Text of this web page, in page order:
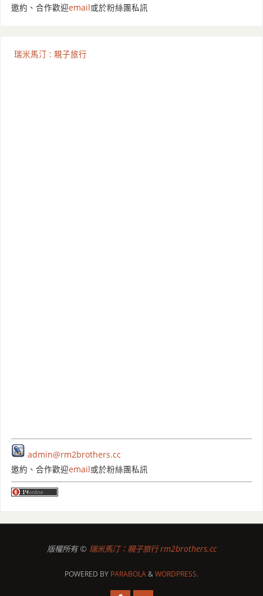
邀約、合作歡迎email 或於粉絲團私訊
瑞米馬汀 : 親子旅行
admin@rm2brothers.cc
邀約、合作歡迎email或於粉絲團私訊
版權所有 © 瑞米馬汀：親子旅行 rm2brothers.cc
POWERED BY PARABOLA&WORDPRESS.